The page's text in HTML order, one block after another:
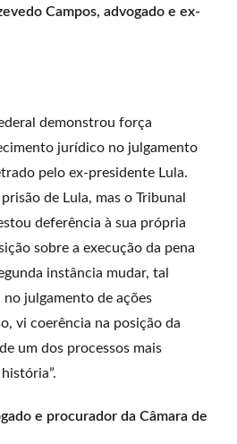
Campos, advogado e ex-
demonstrou força
jurídico no julgamento
pelo ex-presidente Lula.
de Lula, mas o Tribunal
deferência à sua própria
sobre a execução da pena
instância mudar, tal
julgamento de ações
vi coerência na posição da
um dos processos mais
e procurador da Câmara de